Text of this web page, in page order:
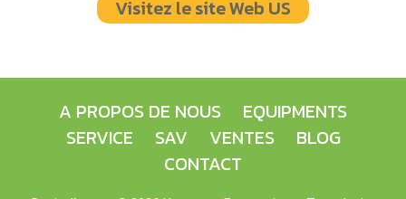
Visitez le site Web US
A PROPOS DE NOUS
EQUIPMENTS
SERVICE
SAV VENTES
BLOG
CONTACT